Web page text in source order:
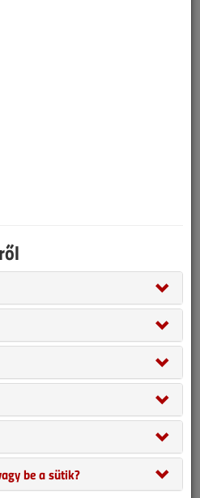
veszíthették, valamint a tartalom
táblázatok stb.).
Szaklap kiadóvezetője
a boltbezárások
közöljük.
be a sütik?